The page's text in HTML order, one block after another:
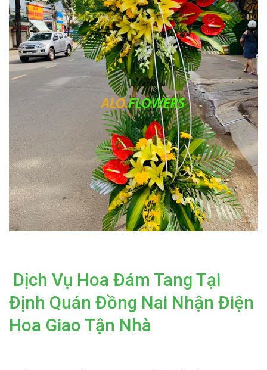
Dịch Vụ Hoa Đám Tang Tại
Định Quán Đồng Nai Nhận Điện
Hoa Giao Tận Nhà